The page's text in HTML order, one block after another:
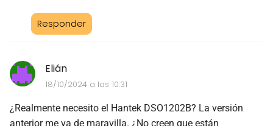
Responder
Elián
18/10/2024 a las 10:31
¿Realmente necesito el Hantek DSO1202B? La versión
anterior me va de maravilla. ¿No creen que están